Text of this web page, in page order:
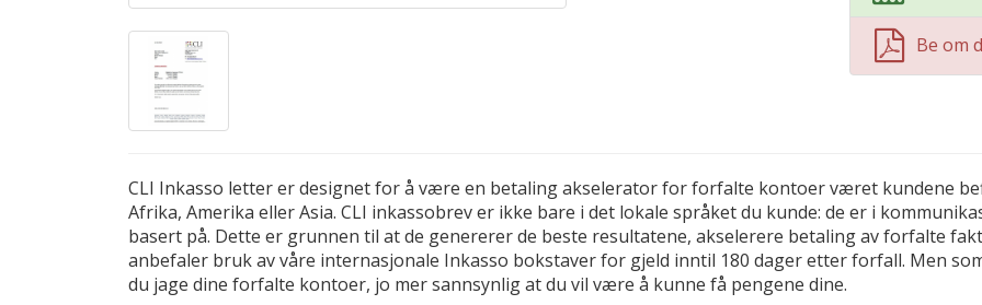
Be om
CLI Inkasso letter er designet for å være en betaling akselerator for forfalte kontoer været kundene
Afrika, Amerika eller Asia. CLI inkassobrev er ikke bare i det lokale språket du kunde: de er i
basert på. Dette er grunnen til at de genererer de beste resultatene, akselerere betaling av forfalte
anbefaler bruk av våre internasjonale Inkasso bokstaver for gjeld inntil 180 dager etter forfall. Men
du jage dine forfalte kontoer, jo mer sannsynlig at du vil være å kunne få pengene dine.